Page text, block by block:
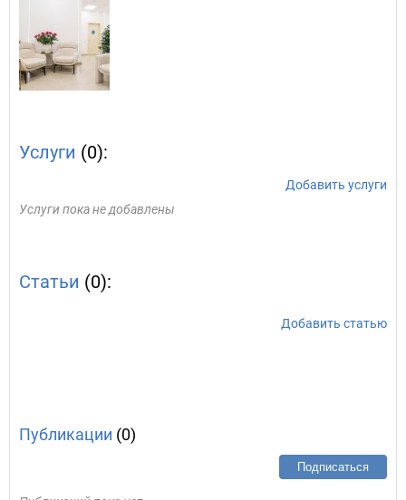
Услуги (0):
Добавить услуги
Услуги пока не добавлены
Статьи (0):
Добавить статью
Публикации (0)
Подписаться